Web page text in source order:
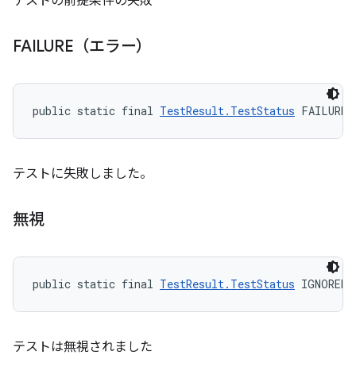
FAILURE（エラー）
public static final TestResult.TestStatus FAILURE
テストに失敗しました。
無視
public static final TestResult.TestStatus IGNORED
テストは無視されました